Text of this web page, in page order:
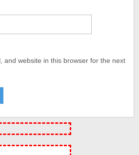
and website in this browser for the next